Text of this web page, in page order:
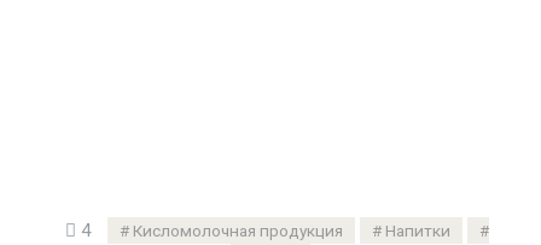
4 Кисломолочная продукция
Напитки